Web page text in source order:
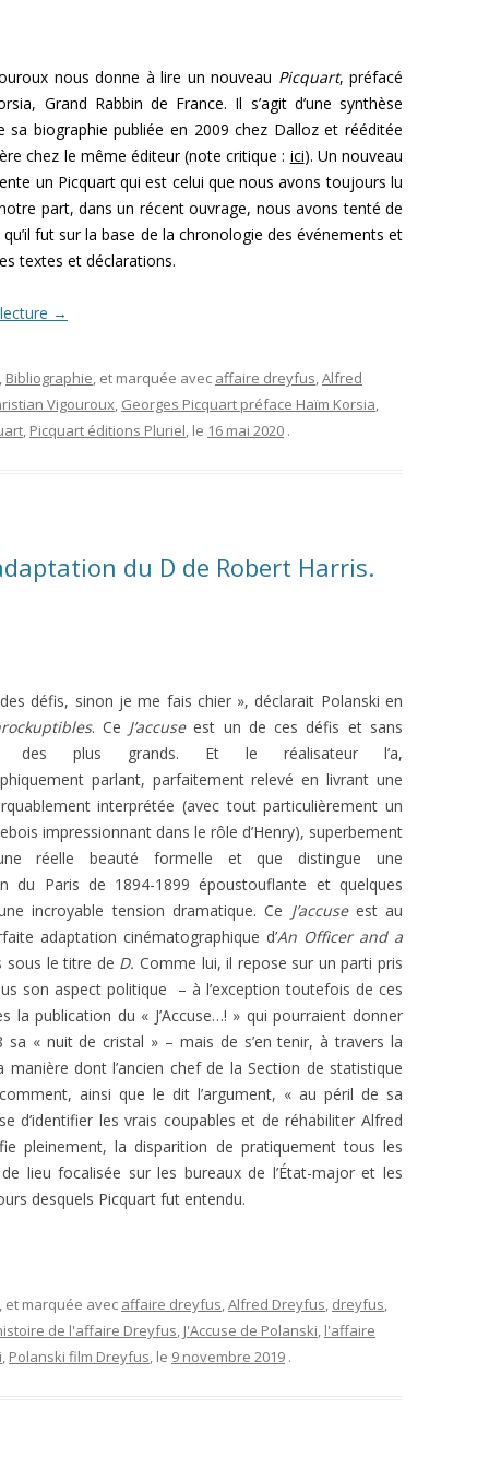
nous donne à lire un nouveau Picquart, préfacé
Grand Rabbin de France. Il s’agit d’une synthèse
sa biographie publiée en 2009 chez Dalloz et rééditée
chez le même éditeur (note critique : ici). Un nouveau
un Picquart qui est celui que nous avons toujours lu
part, dans un récent ouvrage, nous avons tenté de
fut sur la base de la chronologie des événements et
textes et déclarations.
→
, Bibliographie, et marquée avec affaire dreyfus,Alfred
Vigouroux, Georges Picquart préface Haïm Korsia,
, Picquart éditions Pluriel, le 16 mai 2020 .
du D de Robert Harris.
défis, sinon je me fais chier », déclarait Polanski en
. Ce J’accuseest un de ces défis et sans
des plus grands. Et le réalisateur l’a,
parlant, parfaitement relevé en livrant une
interprétée (avec tout particulièrement un
impressionnant dans le rôle d’Henry), superbement
réelle beauté formelle et que distingue une
du Paris de 1894-1899 époustouflante et quelques
incroyable tension dramatique. Ce J’accuse est au
adaptation cinématographique d’An Officer and a
sous le titre de D. Comme lui, il repose sur un parti pris
son aspect politique – à l’exception toutefois de ces
la publication du « J’Accuse…! » qui pourraient donner
sa « nuit de cristal » – mais de s’en tenir, à travers la
dont l’ancien chef de la Section de statistique
ainsi que le dit l’argument, « au péril de sa
d’identifier les vrais coupables et de réhabiliter Alfred
pleinement, la disparition de pratiquement tous les
lieu focalisée sur les bureaux de l’État-major et les
desquels Picquart fut entendu.
, et marquée avec affaire dreyfus,Alfred Dreyfus, dreyfus,
de l'affaire Dreyfus, J'Accuse de Polanski, l'affaire
, Polanski film Dreyfus, le 9 novembre 2019 .